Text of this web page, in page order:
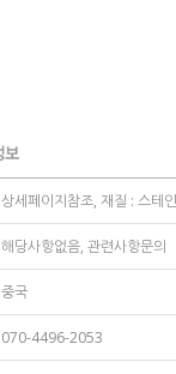
상세페이지참조, 재질 : 스테
해당사항없음, 관련사항문의
중국
070-4496-2053